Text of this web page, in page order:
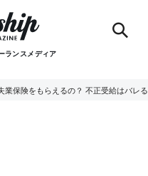
ランスメディア
業保険をもらえるの？ 不正受給はバレ